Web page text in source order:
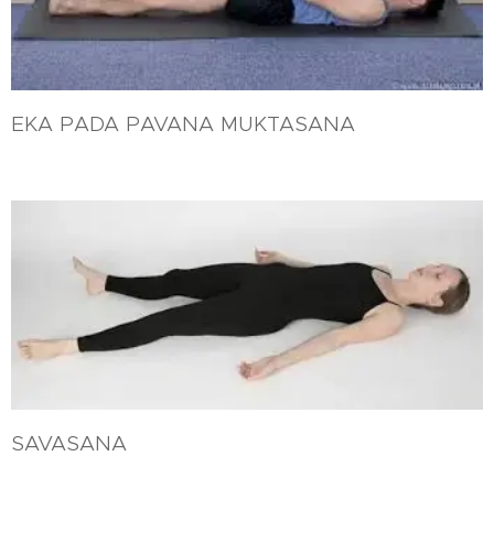
EKA PADA PAVANA MUKTASANA
SAVASANA